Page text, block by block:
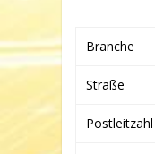
Branche
Straße
Postleitzahl